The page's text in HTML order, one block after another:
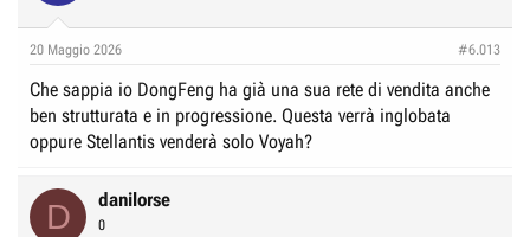
s
20 Maggio 2026 #6.013
Che sappia io DongFeng ha già una sua rete di vendita anche
ben strutturata e in progressione. Questa verrà inglobata
oppure Stellantis venderà solo Voyah?
D danilorse
0